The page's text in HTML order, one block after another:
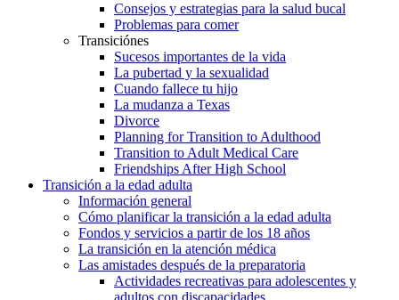
Consejos y estrategias para la salud bucal
Problemas para comer
Transiciónes
Sucesos importantes de la vida
La pubertad y la sexualidad
Cuando fallece tu hijo
La mudanza a Texas
Divorce
Planning for Transition to Adulthood
Transition to Adult Medical Care
Friendships After High School
Transición a la edad adulta
Información general
Cómo planificar la transición a la edad adulta
Fondos y servicios a partir de los 18 años
La transición en la atención médica
Las amistades después de la preparatoria
Actividades recreativas para adolescentes y
adultos con discapacidades